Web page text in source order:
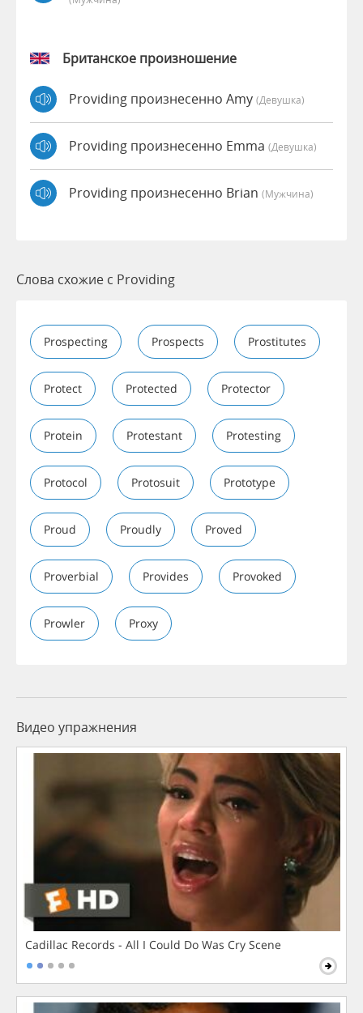
Британское произношение
Providing произнесенно Amy (девушка)
Providing произнесенно Emma (девушка)
Providing произнесенно Brian (мужчина)
Слова схожие с Providing
Prospecting Prospects Prostitutes
Protect Protected Protector
Protein Protestant Protesting
Protocol Protosuit Prototype
Proud Proudly Proved
Proverbial Provides Provoked
Prowler Proxy
Видео упражнения
Cadillac Records - All I Could Do Was Cry Scene